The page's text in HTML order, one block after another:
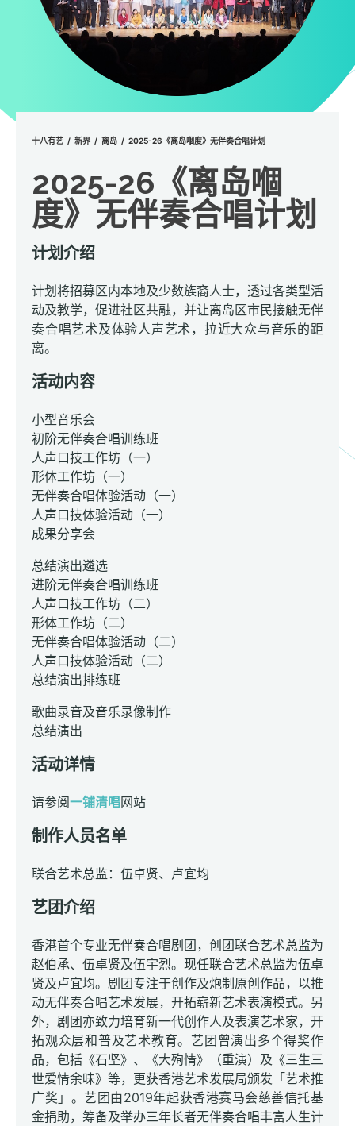
十八有艺 新界 离岛 2025-26《离岛嗰度》无伴奏合唱计划
2025-26《离岛嗰
度》无伴奏合唱计划
计划介绍
计划将招募区内本地及少数族裔人士，透过各类型活
动及教学，促进社区共融，并让离岛区市民接触无伴
奏合唱艺术及体验人声艺术，拉近大众与音乐的距
离。
活动内容
小型音乐会
初阶无伴奏合唱训练班
人声口技工作坊（一）
形体工作坊（一）
无伴奏合唱体验活动（一）
人声口技体验活动（一）
成果分享会
总结演出遴选
进阶无伴奏合唱训练班
人声口技工作坊（二）
形体工作坊（二）
无伴奏合唱体验活动（二）
人声口技体验活动（二）
总结演出排练班
歌曲录音及音乐录像制作
总结演出
活动详情
请参阅一铺清唱网站
制作人员名单
联合艺术总监：伍卓贤、卢宜均
艺团介绍
香港首个专业无伴奏合唱剧团，创团联合艺术总监为
赵伯承、伍卓贤及伍宇烈。现任联合艺术总监为伍卓
贤及卢宜均。剧团专注于创作及炮制原创作品，以推
动无伴奏合唱艺术发展，开拓崭新艺术表演模式。另
外，剧团亦致力培育新一代创作人及表演艺术家，开
拓观众层和普及艺术教育。艺团曾演出多个得奖作
品，包括《石坚》、《大殉情》（重演）及《三生三
世爱情余味》等，更获香港艺术发展局颁发「艺术推
广奖」。艺团由2019年起获香港赛马会慈善信托基
金捐助，筹备及举办三年长者无伴奏合唱丰富人生计